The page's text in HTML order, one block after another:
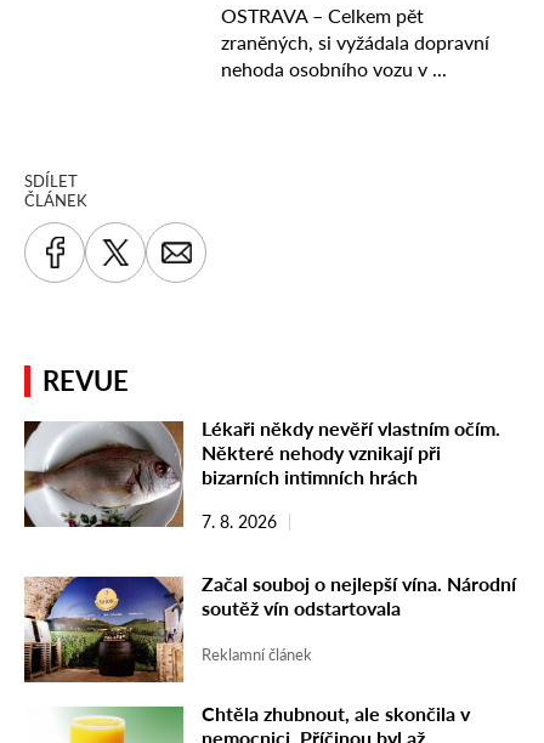
SDÍLET
ČLÁNEK
REVUE
Lékaři někdy nevěří vlastním očím.
Některé nehody vznikají při
bizarních intimních hrách
7. 8. 2026
Začal souboj o nejlepší vína. Národní
soutěž vín odstartovala
Reklamní článek
Chtěla zhubnout, ale skončila v
nemocnici. Příčinou byl až